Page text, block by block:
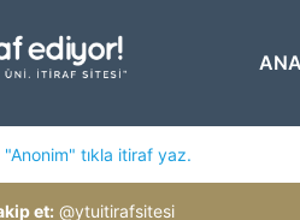
"Anonim" tıkla itiraf yaz.
et: @ytuitirafsitesi